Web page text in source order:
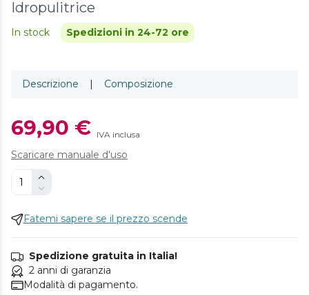
Idropulitrice
In stock Spedizioni in 24-72 ore
Descrizione | Composizione
69,90 € IVA inclusa
Scaricare manuale d'uso
Fatemi sapere se il prezzo scende
Spedizione gratuita in Italia!
2 anni di garanzia
Modalità di pagamento.